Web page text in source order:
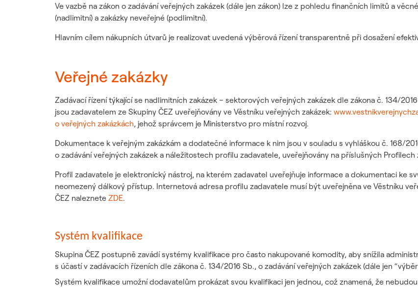
Udržitelný dodavatelský
řetězec / ESG dotazník
Ve vazbě na zákon o zadávání veřejných zakázek (dále jen zákon) lze z pohledu finančních limitů a
(nadlimitní) a zakázky neveřejné (podlimitní).
Hlavním cílem nákupních útvarů je realizovat uvedená výběrová řízení transparentně při dosažení
Veřejné zakázky
Zadávací řízení týkající se nadlimitních zakázek – sektorových veřejných zakázek dle zákona č. 134/
jsou zadavatelem ze Skupiny ČEZ uveřejňovány ve Věstníku veřejných zakázek:
o veřejných zakázkách, jehož správcem je Ministerstvo pro místní rozvoj.
Dokumentace k veřejným zakázkám a dodatečné informace k nim jsou v souladu s vyhláškou č. 168/
o zadávání veřejných zakázek a náležitostech profilu zadavatele, uveřejňovány na příslušných Profilech
Profil zadavatele je elektronický nástroj, na kterém zadavatel uveřejňuje informace a dokumentaci ke
neomezený dálkový přístup. Internetová adresa profilu zadavatele musí být uveřejněna ve Věstníku
ČEZ naleznete ZDE.
Systém kvalifikace
Skupina ČEZ postupně zavádí systémy kvalifikace pro často nakupované komodity, aby snížila
s účastí v zadávacích řízeních dle zákona č. 134/2016 Sb., o zadávání veřejných zakázek (dále jen
Systém kvalifikace umožní dodavatelům prokázat svou kvalifikaci jen jednou, což znamená, že